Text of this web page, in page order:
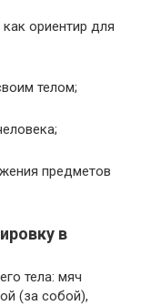
ориентир для
телом;
предметов
в
тела: мяч
(за собой),